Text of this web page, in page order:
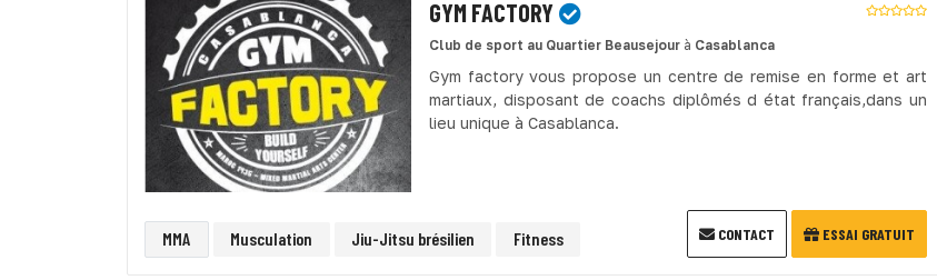
GYM FACTORY
Club de sport au Quartier Beausejour à Casablanca
Gym factory vous propose un centre de remise en forme et art
martiaux, disposant de coachs diplômés d état français,dans un
lieu unique à Casablanca.
MMA Musculation Jiu-Jitsu brésilien Fitness CONTACT ESSAI GRATUIT